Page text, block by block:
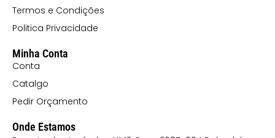
Termos e Condições
Politica Privacidade
Minha Conta
Conta
Catalgo
Pedir Orçamento
Onde Estamos